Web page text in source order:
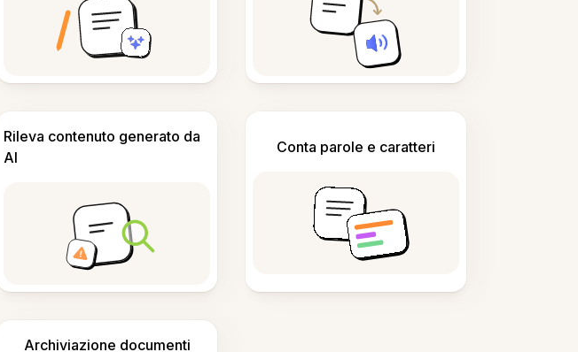
Rileva contenuto generato da
AI
Conta parole e caratteri
Archiviazione documenti